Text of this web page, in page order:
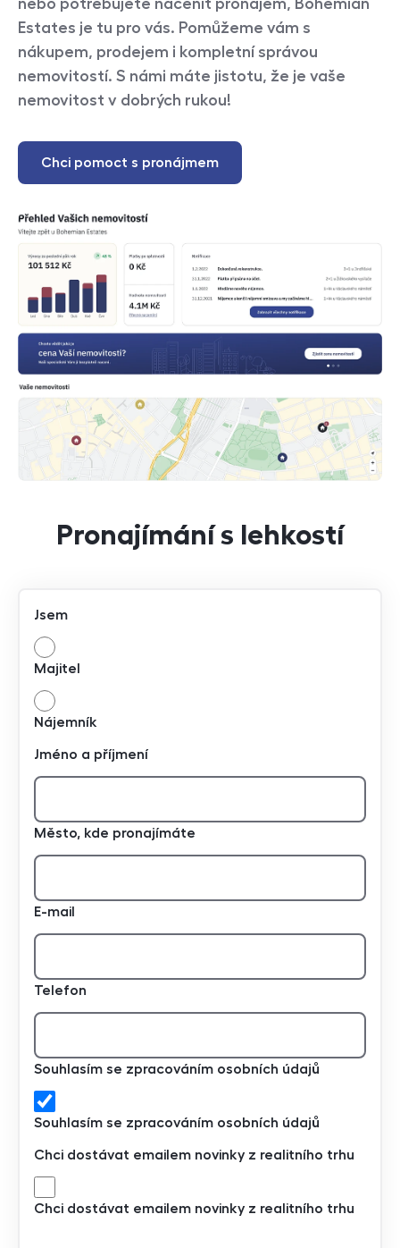
nebo potřebujete nacenit pronájem, Bohemian
Estates je tu pro vás. Pomůžeme vám s
nákupem, prodejem i kompletní správou
nemovitostí. S námi máte jistotu, že je vaše
nemovitost v dobrých rukou!
Chci pomoct s pronájmem
Pronajímání s lehkostí
Jsem
Majitel
Nájemník
Jméno a příjmení
Město, kde pronajímáte
E-mail
Telefon
Souhlasím se zpracováním osobních údajů
Souhlasím se zpracováním osobních údajů
Chci dostávat emailem novinky z realitního trhu
Chci dostávat emailem novinky z realitního trhu